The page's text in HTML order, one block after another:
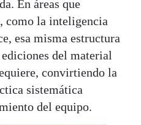
En áreas que
como la inteligencia
esa misma estructura
del material
convirtiendo la
sistemática
del equipo.